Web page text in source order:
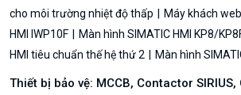
cho môi trường nhiệt độ thấp
Máy khách
HMI IWP10F
Màn hình SIMATIC HMI KP8/
HMI tiêu chuẩn thế hệ thứ 2
Màn hình
Thiết bị bảo vệ: MCCB, Contactor